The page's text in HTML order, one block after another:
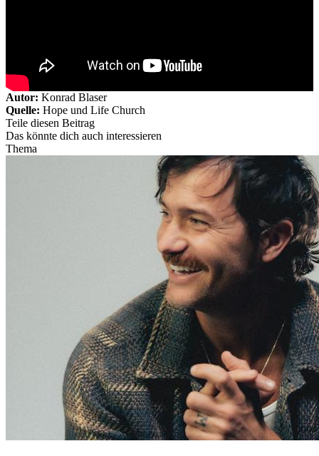
Autor: Konrad Blaser
Quelle: Hope und Life Church
Teile diesen Beitrag
Das könnte dich auch interessieren
Thema